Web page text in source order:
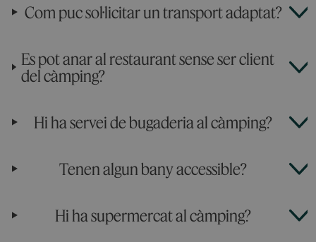
Com puc sol·licitar un transport adaptat?
Es pot anar al restaurant sense ser client
del càmping?
Hi ha servei de bugaderia al càmping?
Tenen algun bany accessible?
Hi ha supermercat al càmping?